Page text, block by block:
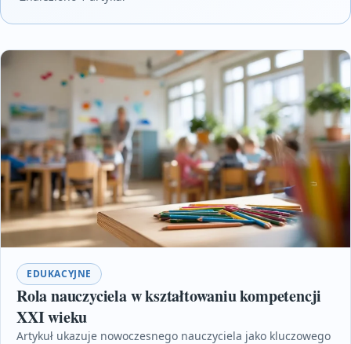
EDUKACYJNE
Rola nauczyciela w kształtowaniu kompetencji
XXI wieku
Artykuł ukazuje nowoczesnego nauczyciela jako kluczowego